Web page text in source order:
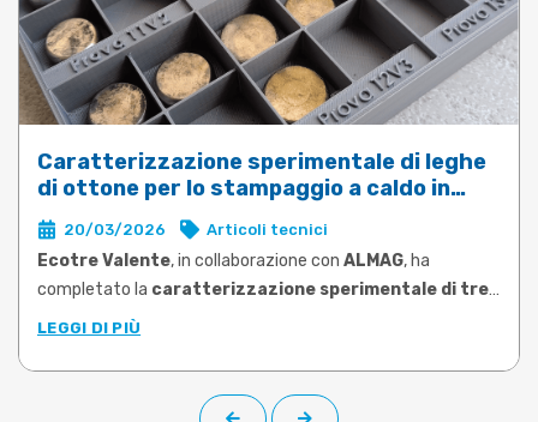
Caratterizzazione sperimentale di leghe
di ottone per lo stampaggio a caldo in
DEFORM
20/03/2026 Articoli tecnici
Ecotre Valente, in collaborazione con ALMAG, ha
completato la caratterizzazione sperimentale di tre
leghe di ottone tra le più utilizzate nello stampaggio
piombo (Pb<0,1%). Le prove, condotte su campioni prelevati
da barra di produzione, hanno permesso di determinare le
LEGGI DI PIÙ